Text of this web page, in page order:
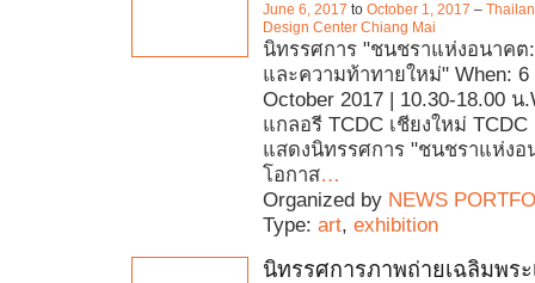
June 6, 2017 to October 1, 2017 –
Design Center Chiang Mai
นิทรรศการ "ชนชราแห่งอนาคต
และความท้าทายใหม่" When: 6
October 2017 | 10.30-18.00 น
แกลอรี TCDC เชียงใหม่
แสดงนิทรรศการ "ชนชราแห่ง
โอกาส…
Organized by NEWS
Type: art, exhibition
นิทรรศการภาพถ่ายเฉลิมพระ